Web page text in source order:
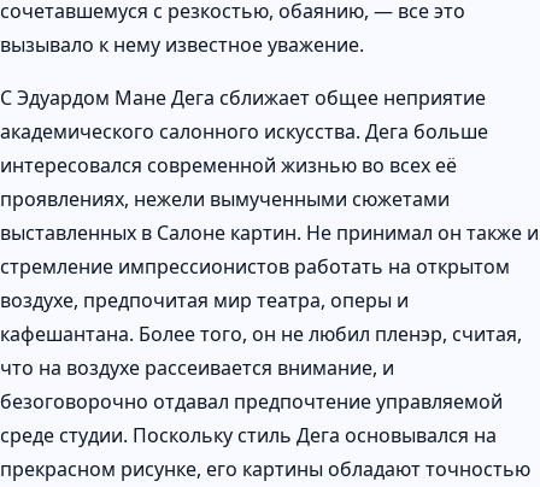
сочетавшемуся с резкостью, обаянию, — все это
вызывало к нему известное уважение.
С Эдуардом Мане Дега сближает общее неприятие
академического салонного искусства. Дега больше
интересовался современной жизнью во всех её
проявлениях, нежели вымученными сюжетами
выставленных в Салоне картин. Не принимал он также и
стремление импрессионистов работать на открытом
воздухе, предпочитая мир театра, оперы и
кафешантана. Более того, он не любил пленэр, считая,
что на воздухе рассеивается внимание, и
безоговорочно отдавал предпочтение управляемой
среде студии. Поскольку стиль Дега основывался на
прекрасном рисунке, его картины обладают точностью